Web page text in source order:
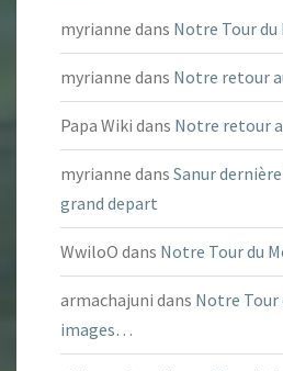
myrianne dans Notre Tour
myrianne dans Notre retour
Papa Wiki dans Notre retour
myrianne dans Sanur
grand depart
WwiloO dans Notre Tour du
armachajuni dans Notre Tour
images…